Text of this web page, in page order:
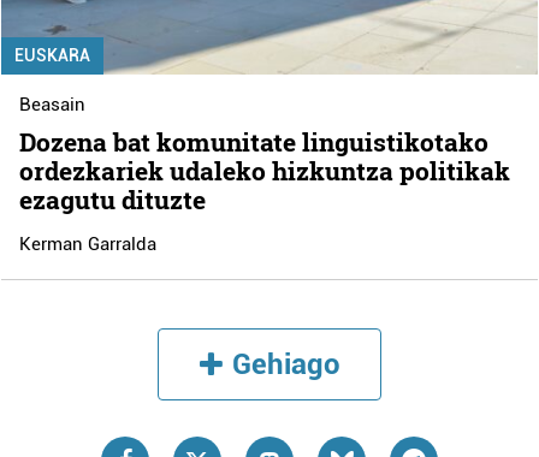
EUSKARA
Beasain
Dozena bat komunitate linguistikotako
ordezkariek udaleko hizkuntza politikak
ezagutu dituzte
Kerman Garralda
Gehiago